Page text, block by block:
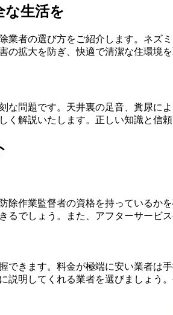
な生活を
業者の選び方をご紹介します。ネ
拡大を防ぎ、快適で清潔な住環境を
な問題です。天井裏の足音、糞尿
解説いたします。正しい知識と信
除作業監督者の資格を持っている
でしょう。また、アフターサービ
できます。料金が極端に安い業者
説明してくれる業者を選びましょう